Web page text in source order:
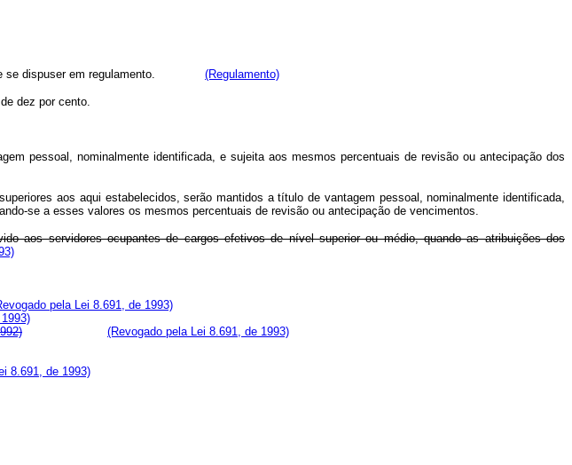
se dispuser em regulamento. (Regulamento)
dez por cento.
pessoal, nominalmente identificada, e sujeita aos mesmos percentuais de revisão ou antecipação dos
aos aqui estabelecidos, serão mantidos a título de vantagem pessoal, nominalmente identificada,
se a esses valores os mesmos percentuais de revisão ou antecipação de vencimentos.
aos servidores ocupantes de cargos efetivos de nível superior ou médio, quando as atribuições dos
pela Lei 8.691, de 1993)
(Revogado pela Lei 8.691, de 1993)
8.691, de 1993)